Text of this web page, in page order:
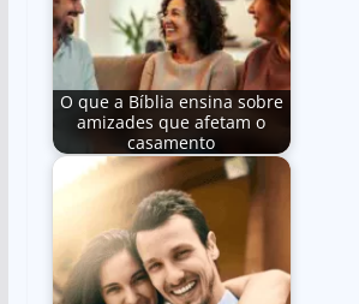
O que a Bíblia ensina sobre
amizades que afetam o
casamento